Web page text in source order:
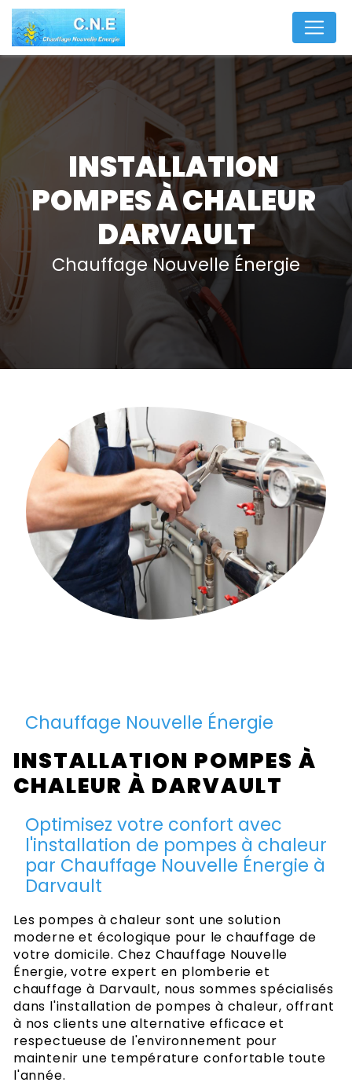
INSTALLATION
POMPES À CHALEUR
DARVAULT
Chauffage Nouvelle Énergie
Chauffage Nouvelle Énergie
INSTALLATION POMPES À
CHALEUR À DARVAULT
Optimisez votre confort avec
l'installation de pompes à chaleur
par Chauffage Nouvelle Énergie à
Darvault
Les pompes à chaleur sont une solution
moderne et écologique pour le chauffage de
votre domicile. Chez Chauffage Nouvelle
Énergie, votre expert en plomberie et
chauffage à Darvault, nous sommes spécialisés
dans l'installation de pompes à chaleur, offrant
à nos clients une alternative efficace et
respectueuse de l'environnement pour
maintenir une température confortable toute
l'année.
Panneau de gestion des cookies